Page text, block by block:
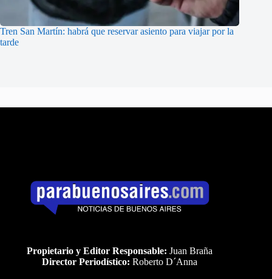
Tren San Martín: habrá que reservar asiento para viajar por la
tarde
Propietario y Editor Responsable: Juan Braña
Director Periodístico: Roberto D´Anna